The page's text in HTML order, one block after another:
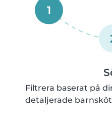
1
Filtrera baserat på
detaljerade